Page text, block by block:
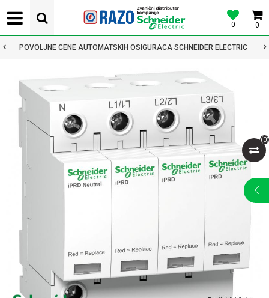
0
0
POVOLJNE CENE AUTOMATSKIH OSIGURACA SCHNEIDER ELECTRIC
(0)